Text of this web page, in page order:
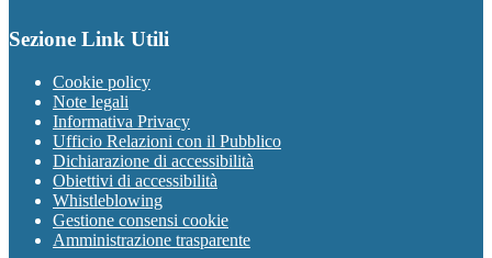
Sezione Link Utili
Cookie policy
Note legali
Informativa Privacy
Ufficio Relazioni con il Pubblico
Dichiarazione di accessibilità
Obiettivi di accessibilità
Whistleblowing
Gestione consensi cookie
Amministrazione trasparente